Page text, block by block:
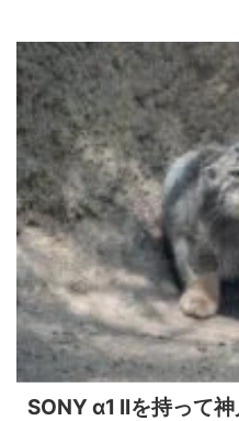
SONY α1 IIを持って